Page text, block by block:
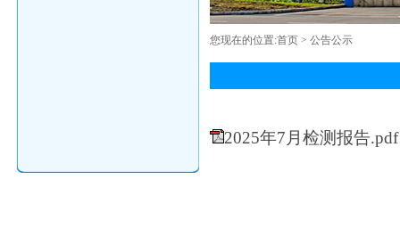
您现在的位置:首页 > 公告公示
2025年7月检测报告.pdf